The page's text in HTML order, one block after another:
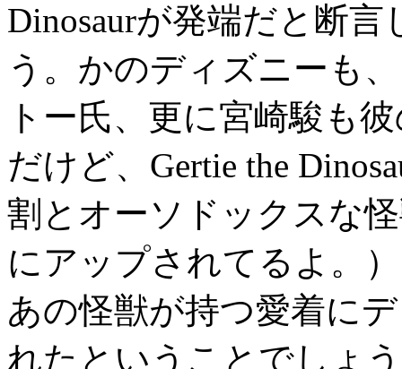
Dinosaurが発端だと断
う。かのディズニーも
トー氏、更に宮崎駿も
だけど、Gertie the
割とオーソドックスな
にアップされてるよ。）
あの怪獣が持つ愛着に
れたということでしょ